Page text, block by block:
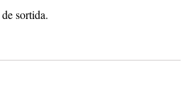
sortida.